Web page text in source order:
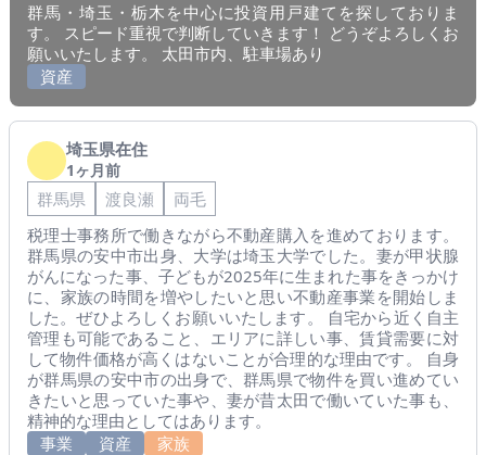
群馬・埼玉・栃木を中心に投資用戸建てを探しておりま
す。 スピード重視で判断していきます！ どうぞよろしくお
願いいたします。 太田市内、駐車場あり
資産
埼玉県在住
1ヶ月前
群馬県 渡良瀬
両毛
税理士事務所で働きながら不動産購入を進めております。
群馬県の安中市出身、大学は埼玉大学でした。妻が甲状腺
がんになった事、子どもが2025年に生まれた事をきっかけ
に、家族の時間を増やしたいと思い不動産事業を開始しま
した。ぜひよろしくお願いいたします。 自宅から近く自主
管理も可能であること、エリアに詳しい事、賃貸需要に対
して物件価格が高くはないことが合理的な理由です。 自身
が群馬県の安中市の出身で、群馬県で物件を買い進めてい
きたいと思っていた事や、妻が昔太田で働いていた事も、
精神的な理由としてはあります。
事業
資産 家族